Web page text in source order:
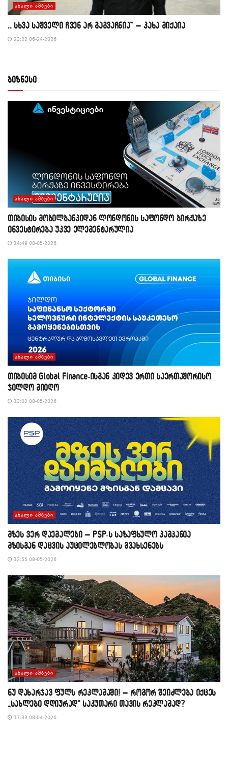
ᲐᲮᲐᲚᲘ ᲐᲛᲑᲔᲑᲘ
,, სხვა საშველი ჩვენ არ გაგვაჩნია” – კახა მიქაია
23:22 06-24-2026
ბიზნესი
ᲐᲮᲐᲚᲘ ᲐᲛᲑᲔᲑᲘ
თიბისის მობილბანკიდან ლონდონის საფონდო ბირჟაზე
ინვესტირება უკვე ელემენტარულია
14:49 08-05-2026
ᲐᲮᲐᲚᲘ ᲐᲛᲑᲔᲑᲘ
თიბისიმ Global Finance-ისგან კიდევ ერთი საერთაშორისო
ჯილდო მიიღო
13:02 08-05-2026
ᲐᲮᲐᲚᲘ ᲐᲛᲑᲔᲑᲘ
მზეს ვერ დაემალები – PSP-ს საზაფხულო კამპანია
მზისგან დაცვის აუცილებლობას გვახსენებს
12:55 08-05-2026
ᲐᲮᲐᲚᲘ ᲐᲛᲑᲔᲑᲘ
​ნუ დახარჯავ ფულს რეკლამაში! – როგორ შეიძლება იქცეს
„სახლები დღიურად“ საკუთარი თავის რეკლამად?
17:33 08-04-2026